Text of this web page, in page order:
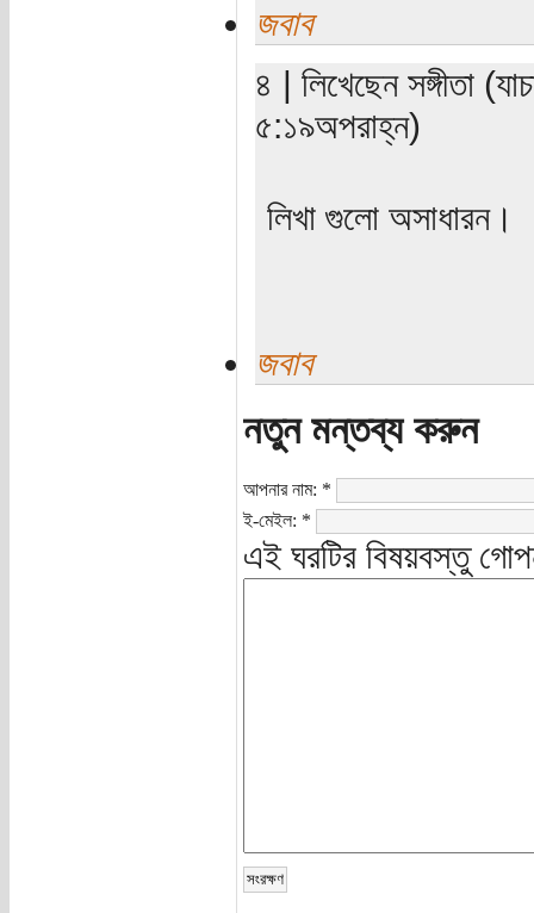
জবাব
৪ | লিখেছেন সঙ্গীতা
৫:১৯অপরাহ্ন)
লিখা গুলো অসাধারন।
জবাব
নতুন মন্তব্য করুন
আপনার নাম: *
ই-মেইল: *
এই ঘরটির বিষয়বস্তু